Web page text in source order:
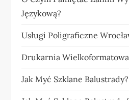
Językową?
Usługi Poligraficzne
Drukarnia
Jak Myć Szklane Balustrady?